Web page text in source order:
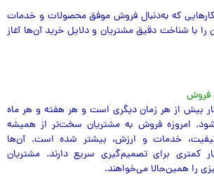
که به‌دنبال فروش موفق محصولات و خدمات
را با شناخت دقیق مشتریان و دلایل خرید آن‌ها آغاز
فروش
بیش‌ از هر زمان دیگری است و هر هفته و هر ماه
امروزه فروش به مشتریان سخت‌تر از همیشه
خدمات و ارزش‌، بیشتر شده است. آن‌ها
کمتری برای تصمیم‌گیری سریع دارند. مشتریان
را همین‌حالا می‌خواهند.